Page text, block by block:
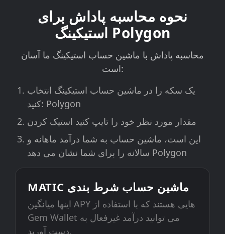
نحوه محاسبه پاداش برای
استیکینگ Polygon
محاسبه پاداش با ماشین حساب استیکینگ ما آسان
است:
یک سکه را در ماشین حساب استیکینگ انتخاب
کنید: Polygon
مقدار مورد نظر خود را تایپ کنید استیک کردن
این است، ماشین حساب به شما درآمد ماهانه و
سالانه را برای شما نشان می دهد Polygon
MATIC ماشین حساب شرط بندی
اینها میانگین APY هایی هستند که با استفاده از
Gem Wallet می توانید درآمد غیرفعال به
دست آورید.